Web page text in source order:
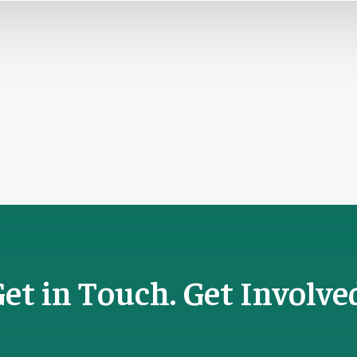
in Touch. Get